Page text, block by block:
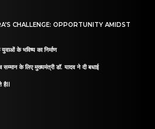
CHALLENGE: OPPORTUNITY AMIDST
के भविष्य का निर्माण
सम्मान के लिए मुख्यमंत्री डॉ. यादव ने दी बधाई
हैII